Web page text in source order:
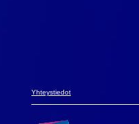
Yh­teys­tie­dot